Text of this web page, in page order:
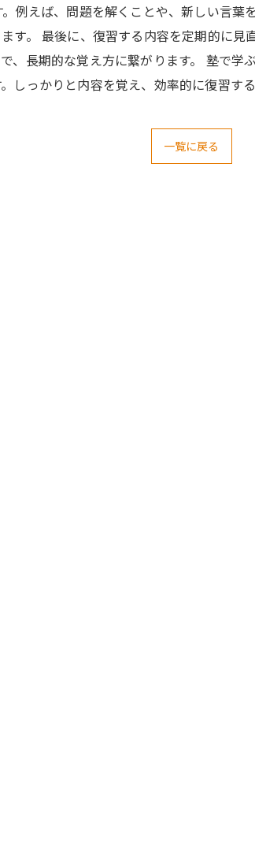
例えば、問題を解くことや、新しい言
す。 最後に、復習する内容を定期的に
、長期的な覚え方に繋がります。 塾で
しっかりと内容を覚え、効率的に復習す
一覧に戻る